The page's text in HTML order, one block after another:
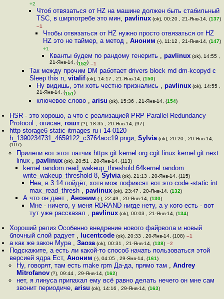
+2
Чтоб отвязаться от HZ на машине должен быть стабильный
TSC, в ширпотребе это мин, pavlinux(ok), 00:20 , 21-Янв-14, (137)
–1
Чтобы отвязаться от HZ нужно просто отвязаться от HZ
HZ это не таймер, а метод , Аноним (-), 11:12 , 21-Янв-14, (147)
+1
Кванты будем по рандому генерить ,pavlinux (ok), 14:55 ,
21-Янв-14, (152) –1
Так между прочим DM работает drivers block md dm-kcopyd c
Sleep this n,vitalif(ok), 14:17 , 21-Янв-14, (150)
Ну видишь, эти хоть честно признались , pavlinux(ok), 14:55 ,
21-Янв-14, (151)
ключевое слово , arisu (ok), 15:36 , 21-Янв-14, (154)
HSR - это хорошо, а что с реализацией PRP Parallel Redundancy
Protocol , описан, гошт (?), 18:35 , 20-Янв-14, (97)
http storage6 static itmages ru i 14 0120
h_1390234731_4659122_c3764acc19 pngи,Sylvia (ok), 20:20 , 20-Янв-14,
(107)
Прилепи вот этот патчик https git kernel org cgit linux kernel git next
linux-, pavlinux(ok), 20:51 , 20-Янв-14, (113)
kernel random read_wakeup_threshold 64kernel random
write_wakeup_threshold 8, Sylvia(ok), 21:13 , 20-Янв-14, (115)
Неа, в 3 14 пойдёт, хотя мож пофиксят вот это code -static int
max_read_thresh ,pavlinux (ok), 23:47 , 20-Янв-14, (132)
А что он дает , Аноним (-), 22:49 , 20-Янв-14, (130)
Мне - ничего, у меня RDRAND нигде нету, а у кого есть - вот
тут уже рассказал ,pavlinux (ok), 00:03 , 21-Янв-14, (134)
Хороший релиз Особенно внедрение нового файрвола и новый
блочный слой радует , lucentcode (ok), 20:33 , 20-Янв-14, (108) –1
а как же закон Мура ,Заоза (ok), 00:31 , 21-Янв-14, (138) –2
Подскажите, а есть ли какой-то способ начать пользоваться этой
версией ядра Ест,Аноним (-), 04:05 , 29-Янв-14, (161)
Ну, говорят, там есть make rpm Да-да, прямо там , Andrey
Mitrofanov(?), 09:44 , 29-Янв-14, (162)
нет, я линуса припахал ему всё равно делать нечего он мне сам
звонит периодиче, arisu (ok), 14:16 , 29-Янв-14, (163)